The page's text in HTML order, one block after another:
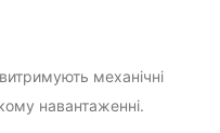
механічні
навантаженні.